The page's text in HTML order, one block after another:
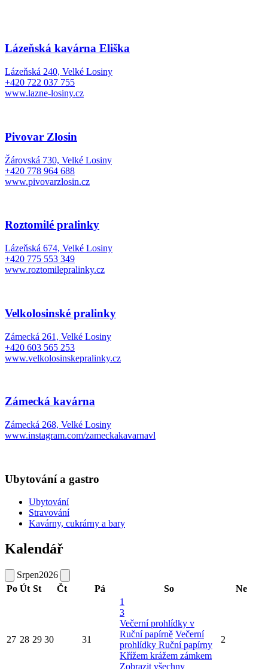
Lázeňská kavárna Eliška
Lázeňská 240, Velké Losiny
+420 722 037 755
www.lazne-losiny.cz
Pivovar Zlosin
Žárovská 730, Velké Losiny
+420 778 964 688
www.pivovarzlosin.cz
Roztomilé pralinky
Lázeňská 674, Velké Losiny
+420 775 553 349
www.roztomilepralinky.cz
Velkolosinské pralinky
Zámecká 261, Velké Losiny
+420 603 565 253
www.velkolosinskepralinky.cz
Zámecká kavárna
Zámecká 268, Velké Losiny
www.instagram.com/zameckakavarnavl
Ubytování a gastro
Ubytování
Stravování
Kavárny, cukrárny a bary
Kalendář
Srpen2026
Po Út St Čt Pá So Ne
27 28 29 30 31
1
3
Večerní prohlídky v
Ruční papírně Večerní
prohlídky Ruční papírny
Křížem krážem zámkem
Zobrazit všechny
2